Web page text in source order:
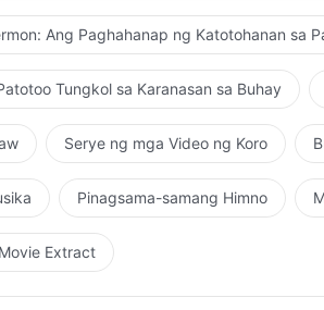
Ang Paghahanap ng Katotohanan sa
Tungkol sa Karanasan sa Buhay
Serye ng mga Video ng Koro
Pinagsama-samang Himno
Extract